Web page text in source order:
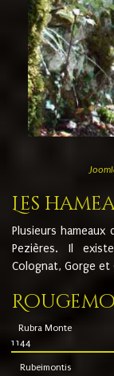
Les
Plusieurs hameaux
Pezières. Il
Colognat, Gorge et
Rubra Monte
1144
Rubeimontis